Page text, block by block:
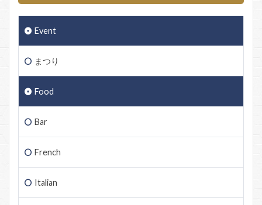
Event
まつり
Food
Bar
French
Italian